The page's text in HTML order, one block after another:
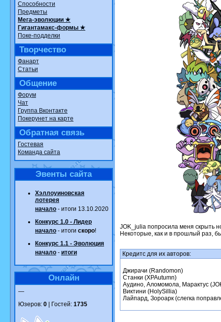
Способности
Предметы
Мега-эволюции ★
Гигантамакс-формы ★
Поке-подделки
Творчество
Фанарт
Статьи
Общение
Форум
Чат
Группа Вконтакте
Покерунет на карте
Обратная связь
Гостевая
Команда сайта
Эвенты сайта
Хэллоуиновская
лотерея
начало - итоги 13.10.2020
Конкурс 1.0 - Лидер
начало - итоги скоро!
Конкурс 1.1 - Эволюция
начало - итоги
Онлайн
—
Юзеров: 0 | Гостей: 1735
JOK_julia попросила меня скрыть
Некоторые, как и в прошлый раз,
Кредитс для их авторов:
Джирачи (Randomon)
Станки (XPAutumn)
Аудино, Аломомола, Марактус
Виктини (HolySillia)
Лайпард, Зороарк (слегка